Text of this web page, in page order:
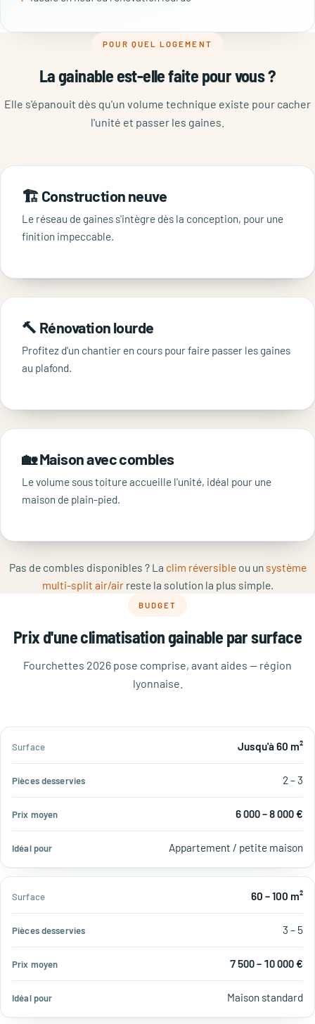
POUR QUEL LOGEMENT
La gainable est-elle faite pour vous ?
Elle s'épanouit dès qu'un volume technique existe pour cacher
l'unité et passer les gaines.
🏗️ Construction neuve
Le réseau de gaines s'intègre dès la conception, pour une
finition impeccable.
🔨 Rénovation lourde
Profitez d'un chantier en cours pour faire passer les gaines
au plafond.
🏡 Maison avec combles
Le volume sous toiture accueille l'unité, idéal pour une
maison de plain-pied.
Pas de combles disponibles ? La clim réversibleou un système
multi-split air/airreste la solution la plus simple.
BUDGET
Prix d'une climatisation gainable par surface
Fourchettes 2026 pose comprise, avant aides — région
lyonnaise.
Surface Jusqu'à 60 m²
2 – 3
6 000 – 8 000 €
Appartement / petite maison
60 – 100 m²
3 – 5
7 500 – 10 000 €
Maison standard